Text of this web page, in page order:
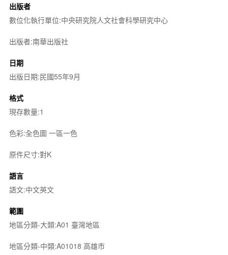
出版者
數位化執行單位:中央研究院人文社會科學研究中心
出版者:南華出版社
日期
出版日期:民國55年9月
格式
現存數量:1
色彩:全色圖 一區一色
原件尺寸:對K
語言
語文:中文英文
範圍
地區分類-大類:A01 臺灣地區
地區分類-中類:A01018 高雄市